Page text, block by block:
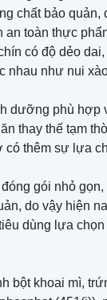
chất bảo quản,
an toàn thực
có độ dẻo
nhau như nui
dưỡng phù hợp
thay thế tạm
có thêm sự lựa
gói nhỏ
do vậy hiện
dùng lựa chọn
bột khoai mì,